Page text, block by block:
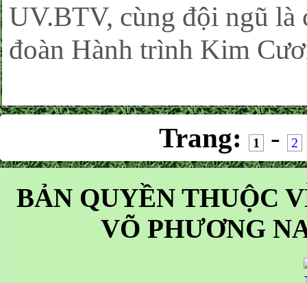
UV.BTV, cùng đội ngũ là
đoàn Hành trình Kim
Trang: 1 - 2
BẢN QUYỀN THUỘC
VÕ PHƯƠNG